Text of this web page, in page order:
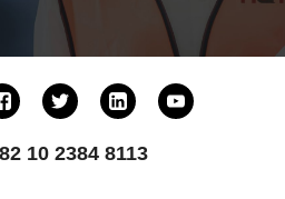
10 2384 8113